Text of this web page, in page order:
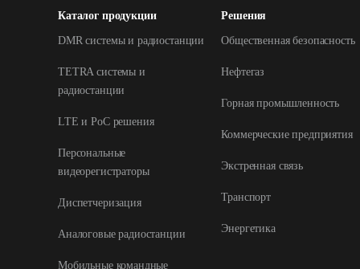
Каталог продукции
DMR системы и радиостанции
TETRA системы и
радиостанции
LTE и РоС решения
Персональные
видеорегистраторы
Диспетчеризация
Аналоговые радиостанции
Мобильные командные
Решения
Общественная безопасность
Нефтегаз
Горная промышленность
Коммерческие предприятия
Экстренная связь
Транспорт
Энергетика